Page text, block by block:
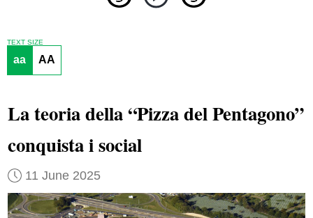
TEXT SIZE
aa AA
La teoria della “Pizza del Pentagono”
conquista i social
11 June 2025